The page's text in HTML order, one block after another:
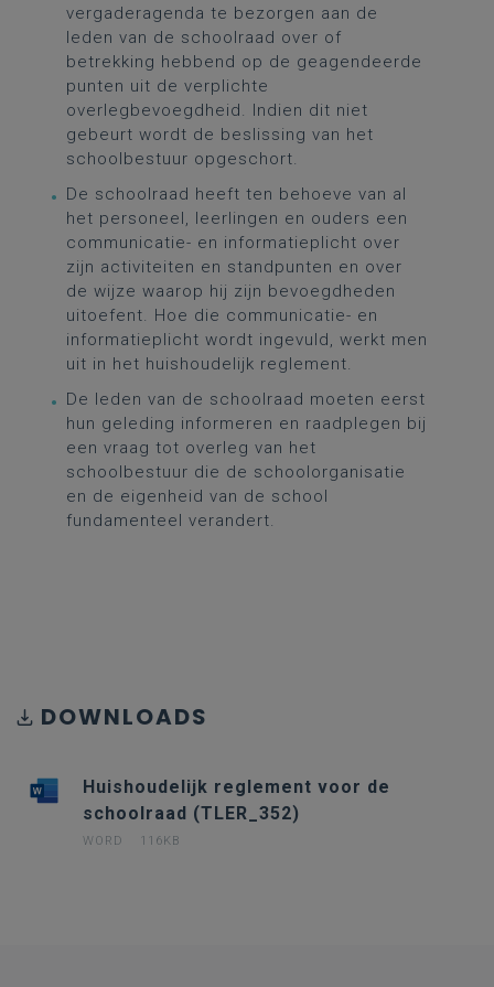
vergaderagenda te bezorgen aan de
leden van de schoolraad over of
betrekking hebbend op de geagendeerde
punten uit de verplichte
overlegbevoegdheid. Indien dit niet
gebeurt wordt de beslissing van het
schoolbestuur opgeschort.
De schoolraad heeft ten behoeve van al
het personeel, leerlingen en ouders een
communicatie- en informatieplicht over
zijn activiteiten en standpunten en over
de wijze waarop hij zijn bevoegdheden
uitoefent. Hoe die communicatie- en
informatieplicht wordt ingevuld, werkt men
uit in het huishoudelijk reglement.
De leden van de schoolraad moeten eerst
hun geleding informeren en raadplegen bij
een vraag tot overleg van het
schoolbestuur die de schoolorganisatie
en de eigenheid van de school
fundamenteel verandert.
DOWNLOADS
Huishoudelijk reglement voor de
schoolraad (TLER_352)
WORD 116KB